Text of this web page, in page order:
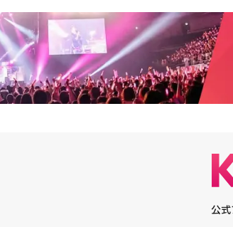
た、「STREET WOMAN FIGHTER」で優勝したHoly
番組への特別な愛情をアピールしている。世界的な振
N、ユニークなダンスでMZ世代（ミレニアム世代＋Z
ーのBEBE、MAMAMOO、Red Velvet、Jessiなどのパフ
したDeep N DAP、世界的に活躍しているワールドワイ
韓国国内最長の15年目の女性ヒップホップクルーであ
る。YouTubeチャンネル「The CHOOM」で公開され
いで人気急上昇動画ランキングにランクインした。累
るなど、放送前から熱い関心を証明している。セレブ
り、「STREET WOMAN FIGHTER 2」への世界の視聴
REET WOMAN FIGHTER 2」の参加者8組を公開！木
公